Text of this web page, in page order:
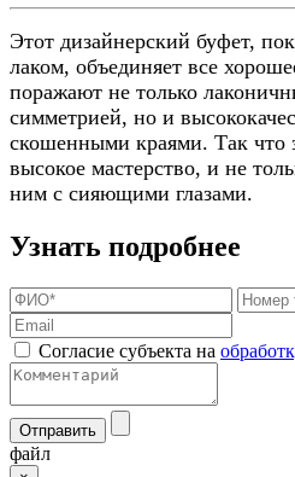
Этот дизайнерский буфет,
лаком, объединяет все
поражают не только
симметрией, но и
скошенными краями. Так что
высокое мастерство, и не
ним с сияющими глазами.
Узнать подробнее
Согласие субъекта на
Отправить
файл